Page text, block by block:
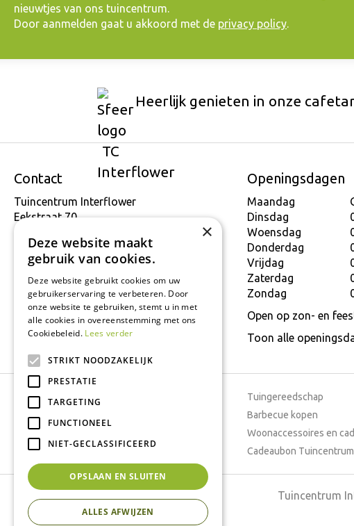
nieuwtjes van ons tuincentrum.
Door aanmelden gaat u akkoord met de privacy policy.
Heerlijk genieten in onze
Contact
Tuincentrum Interflower
Eekstraat 70
+32 934 806 03
info@interflower.be
Openingsdagen
Maandag
Dinsdag
Woensdag
Donderdag
Vrijdag
Zaterdag
Zondag
Open op zon- en
Toon alle
Tuincentrum
Dierenwinkel
Tuinplanten
Cafetaria
Tuingereedschap
Barbecue kopen
Woonaccessoires en
Cadeaubon Tuincentrum
Tuincentrum
×
Deze website maakt
gebruik van cookies.
Deze website gebruikt cookies om uw
gebruikerservaring te verbeteren. Door
onze website te gebruiken, stemt u in met
alle cookies in overeenstemming met ons
Cookiebeleid. Lees verder
STRIKT NOODZAKELIJK
PRESTATIE
TARGETING
FUNCTIONEEL
NIET-GECLASSIFICEERD
OPSLAAN EN SLUITEN
ALLES AFWIJZEN